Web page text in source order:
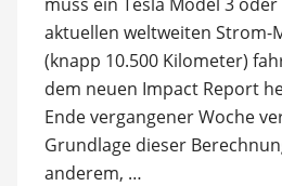
aktuellen weltweiten Strom-
(knapp 10.500 Kilometer)
dem neuen Impact Report
Ende vergangener Woche
Grundlage dieser
anderem, …